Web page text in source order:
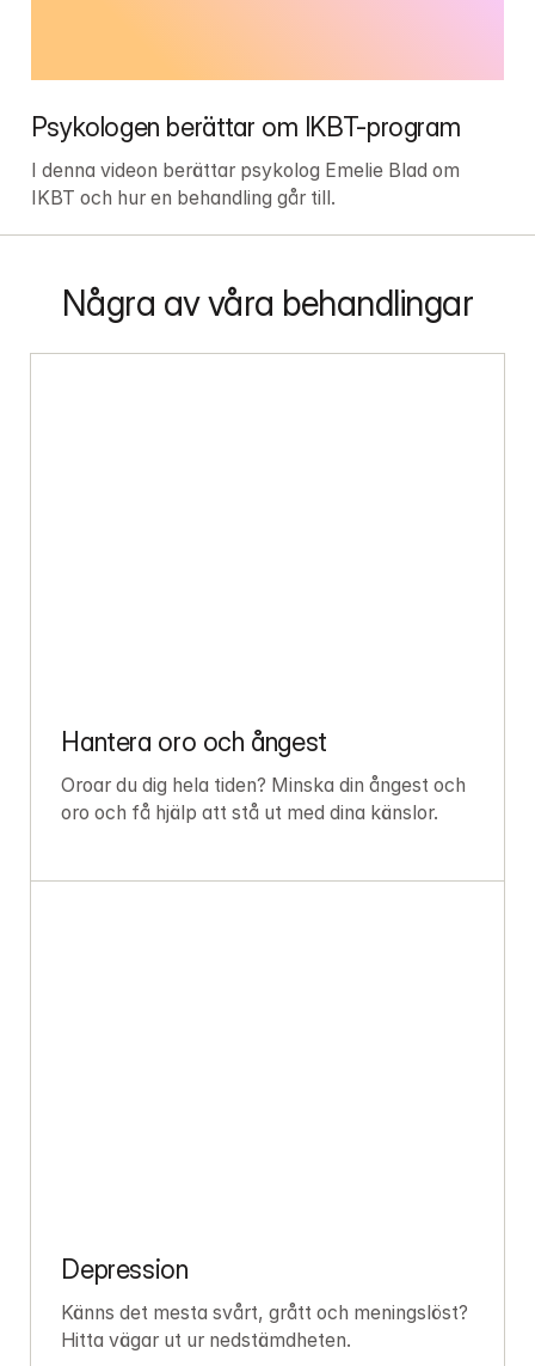
Psykologen berättar om IKBT-program
I denna videon berättar psykolog Emelie Blad om
IKBT och hur en behandling går till.
Några av våra behandlingar
Hantera oro och ångest
Oroar du dig hela tiden? Minska din ångest och
oro och få hjälp att stå ut med dina känslor.
Depression
Känns det mesta svårt, grått och meningslöst?
Hitta vägar ut ur nedstämdheten.